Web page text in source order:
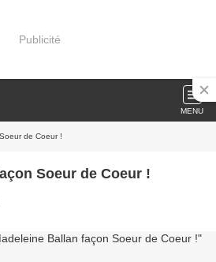
Publicité
MENU
de Coeur !
Soeur de Coeur !